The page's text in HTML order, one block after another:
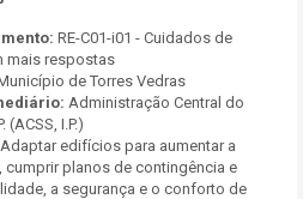
RE-C01-i01 - Cuidados de
mais respostas
de Torres Vedras
Administração Central do
(ACSS, I.P.)
Adaptar edifícios para aumentar a
cumprir planos de contingência e
a segurança e o conforto de